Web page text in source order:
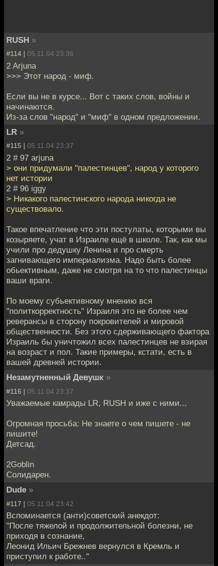
RUSH »
#114 | 05.11.04 23:36
2 Arjuna
>>> Этот народ - миф.
Если вы не в курсе... Вот с таких слов, войны и
начинаются.
Из-за слов "народ" и "миф" в одном предложении.
LR »
#115 | 05.11.04 23:37
2 # 97 arjuna
> они придумали "палестинцев", народ у которого
нет истории
2 # 96 iggy
> Никакого палестинского народа никогда не
существовало.
Такое впечатление что эти постулаты, которыми вы
козыряете, учат в Израиле ещё в школе. Так, как мы
учили про дедушку Ленина и про смерть
загнивающего империализма. Надо быть более
обьективным, даже не смотря на то что палестинцы
ваши враги.
По моему субьективному мнению вся
"политкорректность" Израиля это не более чем
реверансы в сторону покровителей и мировой
общественности. Без этого сдерживающего фактора
Израиль бы уничтожил всех палестинцев не взирая
на возраст и пол. Такие примеры, кстати, есть в
вашей древней истории.
Незамутненный Девушк »
#116 | 05.11.04 23:37
Уважаемые камрады LR, RUSH и иже с ними...
Огромная просьба: Не знаете о чем пишете - не
пишите!
Детсад.
2Goblin
Солидарен.
Dude »
#117 | 05.11.04 23:42
Вспоминается (анти)советский анекдот:
"После тяжелой и продолжительной болезни, не
приходя в сознание,
Леонид Ильич Брежнев вернулся в Кремль и
приступил к работе.."